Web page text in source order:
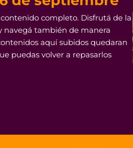
completo. Disfrutá de la
navegá también de manera
aquí subidos quedaran
puedas volver a repasarlos